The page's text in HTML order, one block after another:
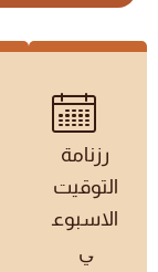
رزنامة
التوقيت
الاسبوع
ي